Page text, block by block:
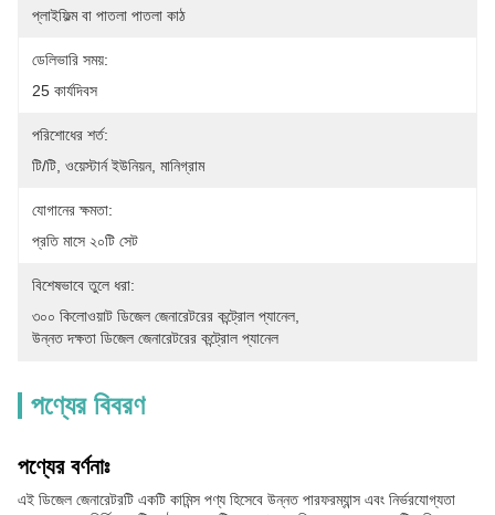
প্লাইফিল্ম বা পাতলা পাতলা কাঠ
ডেলিভারি সময়:
25 কার্যদিবস
পরিশোধের শর্ত:
টি/টি, ওয়েস্টার্ন ইউনিয়ন, মানিগ্রাম
যোগানের ক্ষমতা:
প্রতি মাসে ২০টি সেট
বিশেষভাবে তুলে ধরা:
৩০০ কিলোওয়াট ডিজেল জেনারেটরের কন্ট্রোল প্যানেল
উন্নত দক্ষতা ডিজেল জেনারেটরের কন্ট্রোল প্যানেল
পণ্যের বিবরণ
পণ্যের বর্ণনাঃ
এই ডিজেল জেনারেটরটি একটি কামিন্স পণ্য হিসেবে উন্নত পারফরম্যান্স এবং নির্ভরযোগ্যতা